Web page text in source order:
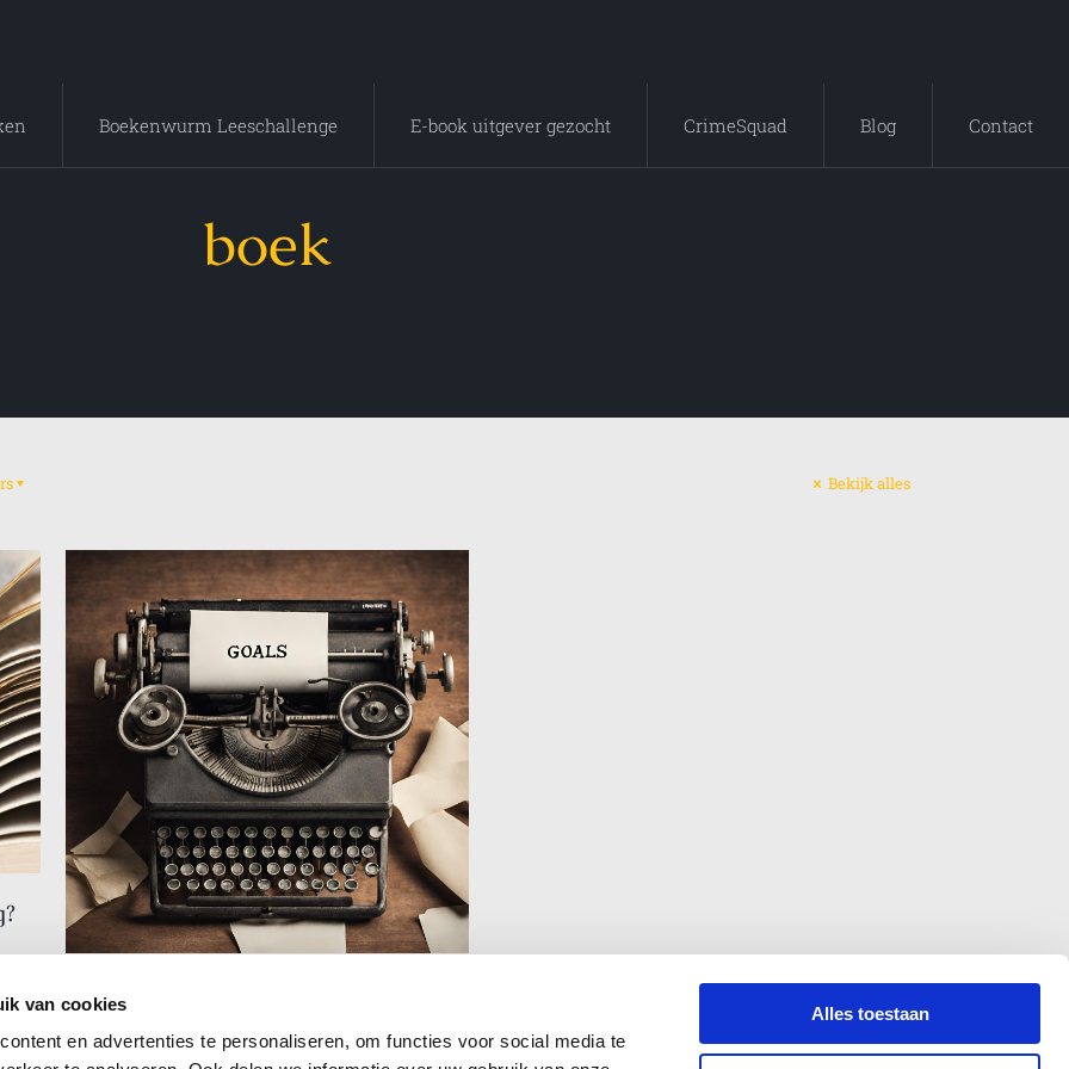
van cookies
en advertenties te personaliseren, om functies voor social media te
Alles toestaan
Boekenwurm Leeschallenge E-book uitgever gezocht CrimeSquad Blog Contact
boek
Bekijk alles
3 tips voor het stellen van
boek
Natuurlijk mag je contact opnemen!